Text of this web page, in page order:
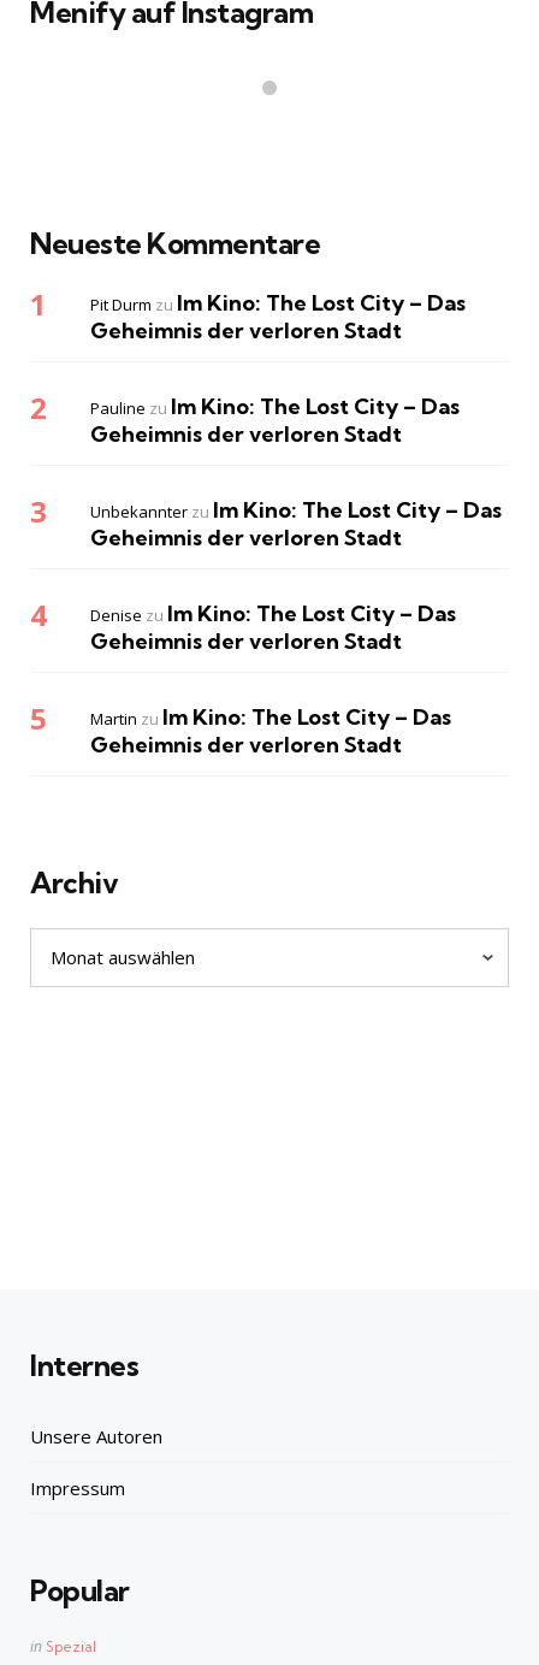
Menify auf Instagram
Neueste Kommentare
Pit Durm zu Im Kino: The Lost City – Das
Geheimnis der verloren Stadt
Pauline zu Im Kino: The Lost City – Das
Geheimnis der verloren Stadt
Unbekannter zu Im Kino: The Lost City – Das
Geheimnis der verloren Stadt
Denise zu Im Kino: The Lost City – Das
Geheimnis der verloren Stadt
Martin zu Im Kino: The Lost City – Das
Geheimnis der verloren Stadt
Archiv
Archiv
Internes
Unsere Autoren
Impressum
Popular
Posted
in Spezial